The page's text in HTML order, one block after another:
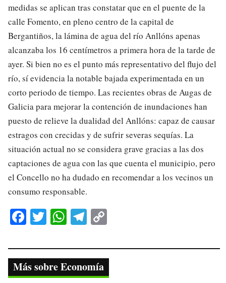
medidas se aplican tras constatar que en el puente de la
calle Fomento, en pleno centro de la capital de
Bergantiños, la lámina de agua del río Anllóns apenas
alcanzaba los 16 centímetros a primera hora de la tarde de
ayer. Si bien no es el punto más representativo del flujo del
río, sí evidencia la notable bajada experimentada en un
corto periodo de tiempo. Las recientes obras de Augas de
Galicia para mejorar la contención de inundaciones han
puesto de relieve la dualidad del Anllóns: capaz de causar
estragos con crecidas y de sufrir severas sequías. La
situación actual no se considera grave gracias a las dos
captaciones de agua con las que cuenta el municipio, pero
el Concello no ha dudado en recomendar a los vecinos un
consumo responsable.
Fa
bo
ok
T
tte
r
W
ts
A
Te
gr
a
y
Li
Más sobre Economía